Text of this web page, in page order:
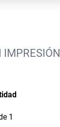
IMPRESIÓN
1